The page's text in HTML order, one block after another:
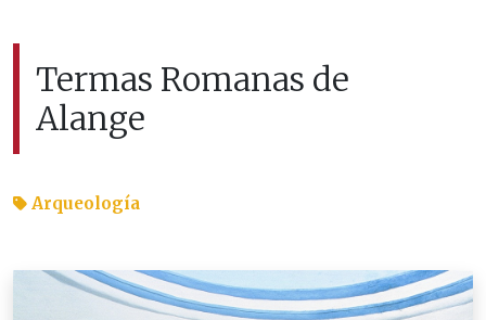
Termas Romanas de
Alange
Arqueología